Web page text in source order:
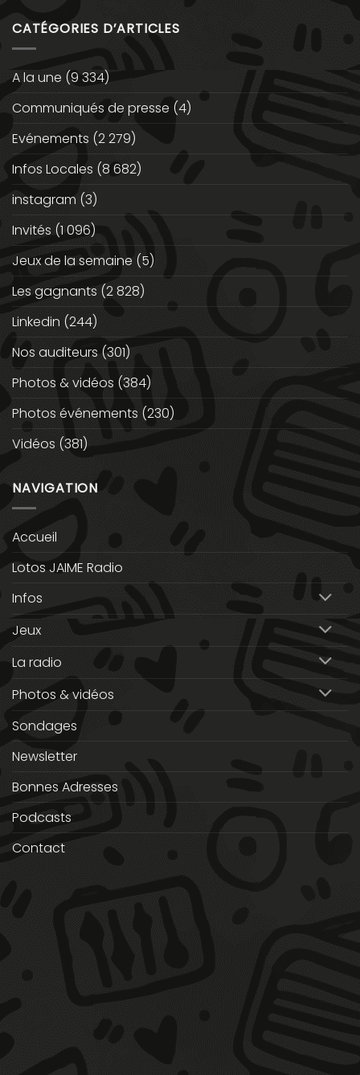
CATÉGORIES D’ARTICLES
A la une (9 334)
Communiqués de presse (4)
Evénements (2 279)
Infos Locales (8 682)
instagram (3)
Invités (1 096)
Jeux de la semaine (5)
Les gagnants (2 828)
Linkedin (244)
Nos auditeurs (301)
Photos & vidéos (384)
Photos événements (230)
Vidéos (381)
NAVIGATION
Accueil
Lotos JAIME Radio
Infos
Jeux
La radio
Photos & vidéos
Sondages
Newsletter
Bonnes Adresses
Podcasts
Contact